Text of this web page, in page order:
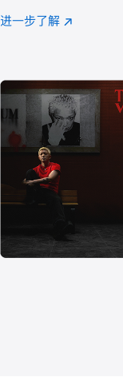
注
进一步了解 Apple
(在
口
中
打
开)